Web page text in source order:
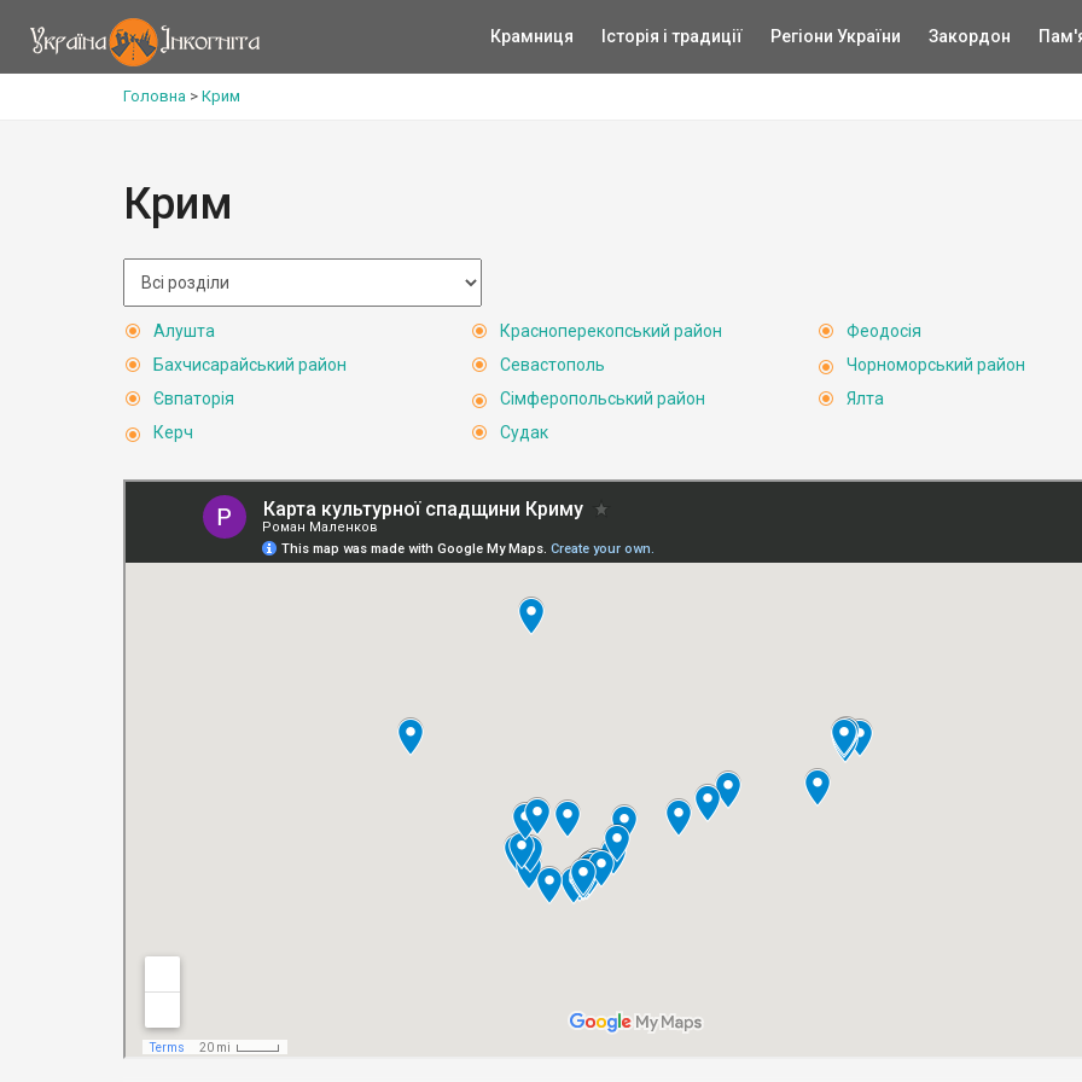
Крамниця Історія і традиції Регіони України Закордон
Головна > Крим
Крим
Алушта
Бахчисарайський район
Євпаторія
Керч
Красноперекопський район
Севастополь
Сімферопольський район
Судак
Феодосія
Чорноморський район
Ялта